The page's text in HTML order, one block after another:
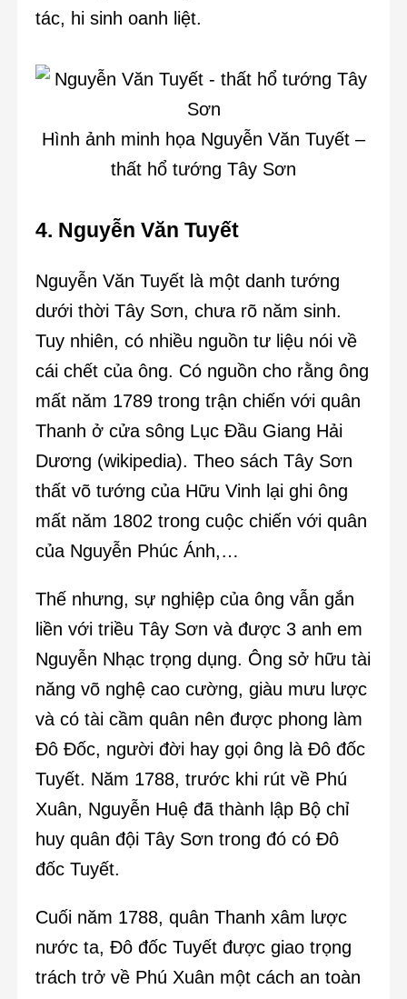
tác, hi sinh oanh liệt.
Hình ảnh minh họa Nguyễn Văn Tuyết –
thất hổ tướng Tây Sơn
4. Nguyễn Văn Tuyết
Nguyễn Văn Tuyết là một danh tướng
dưới thời Tây Sơn, chưa rõ năm sinh.
Tuy nhiên, có nhiều nguồn tư liệu nói về
cái chết của ông. Có nguồn cho rằng ông
mất năm 1789 trong trận chiến với quân
Thanh ở cửa sông Lục Đầu Giang Hải
Dương (wikipedia). Theo sách Tây Sơn
thất võ tướng của Hữu Vinh lại ghi ông
mất năm 1802 trong cuộc chiến với quân
của Nguyễn Phúc Ánh,…
Thế nhưng, sự nghiệp của ông vẫn gắn
liền với triều Tây Sơn và được 3 anh em
Nguyễn Nhạc trọng dụng. Ông sở hữu tài
năng võ nghệ cao cường, giàu mưu lược
và có tài cầm quân nên được phong làm
Đô Đốc, người đời hay gọi ông là Đô đốc
Tuyết. Năm 1788, trước khi rút về Phú
Xuân, Nguyễn Huệ đã thành lập Bộ chỉ
huy quân đội Tây Sơn trong đó có Đô
đốc Tuyết.
Cuối năm 1788, quân Thanh xâm lược
nước ta, Đô đốc Tuyết được giao trọng
trách trở về Phú Xuân một cách an toàn